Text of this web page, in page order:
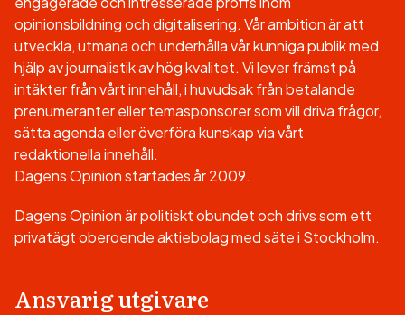
opinionsbildning och digitalisering. Vår ambition är att
utveckla, utmana och underhålla vår kunniga publik med
hjälp av journalistik av hög kvalitet. Vi lever främst på
intäkter från vårt innehåll, i huvudsak från betalande
prenumeranter eller temasponsorer som vill driva frågor,
sätta agenda eller överföra kunskap via vårt
redaktionella innehåll.
Dagens Opinion startades år 2009.
Dagens Opinion är politiskt obundet och drivs som ett
privatägt oberoende aktiebolag med säte i Stockholm.
Ansvarig utgivare